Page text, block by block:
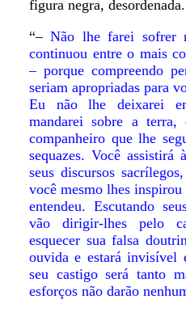
figura negra,
“–Não lhe farei sofrer
continuou entre o mais
– porque compreendo
seriam apropriadas para
Eu não lhe deixarei
mandarei sobre a
companheiro que lhe
sequazes. Você assistirá
seus discursos
você mesmo lhes
entendeu. Escutando
vão dirigir-lhes pelo
esquecer sua falsa
ouvida e estará invisível
seu castigo será tanto
esforços não darão